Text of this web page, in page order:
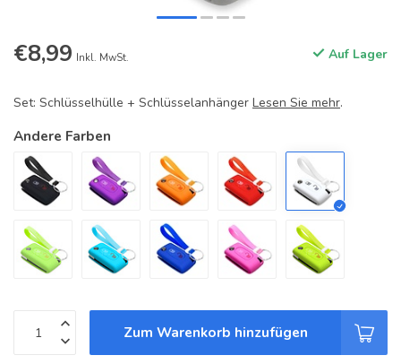
€8,99 Inkl. MwSt. Auf Lager
Set: Schlüsselhülle + Schlüsselanhänger Lesen Sie mehr.
Andere Farben
Zum Warenkorb hinzufügen